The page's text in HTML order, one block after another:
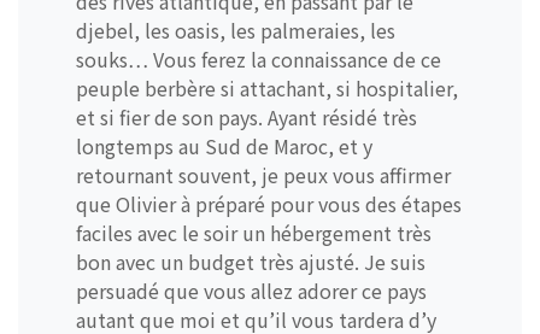
djebel, les oasis, les palmeraies, les
souks… Vous ferez la connaissance de ce
peuple berbère si attachant, si hospitalier,
et si fier de son pays. Ayant résidé très
longtemps au Sud de Maroc, et y
retournant souvent, je peux vous affirmer
que Olivier à préparé pour vous des étapes
faciles avec le soir un hébergement très
bon avec un budget très ajusté. Je suis
persuadé que vous allez adorer ce pays
autant que moi et qu’il vous tardera d’y